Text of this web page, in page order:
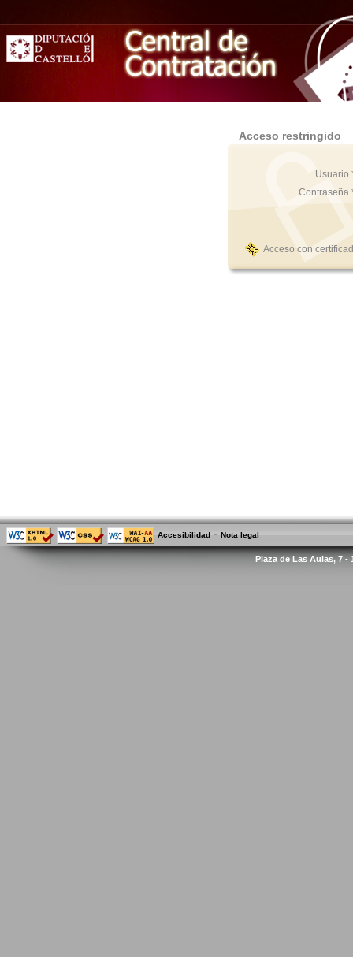
Acceso restringido
Usuario
Contraseña
Acceso con
Accesibilidad - Nota legal
Plaza de Las Aulas, 7 -